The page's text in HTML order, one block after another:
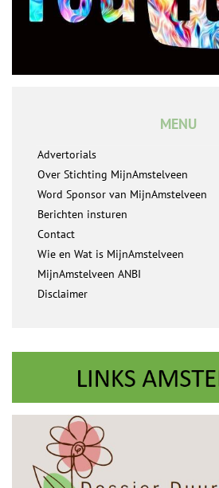
MENU
Advertorials
Over Stichting MijnAmstelveen
Word Sponsor van MijnAmstelveen
Berichten insturen
Contact
Wie en Wat is MijnAmstelveen
MijnAmstelveen ANBI
Disclaimer